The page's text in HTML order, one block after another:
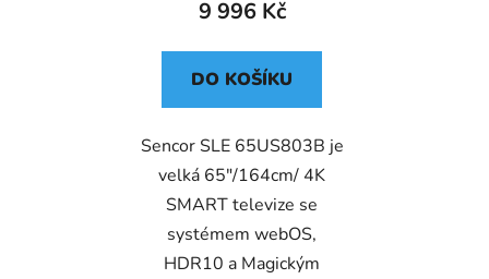
9 996 Kč
DO KOŠÍKU
Sencor SLE 65US803B je
velká 65"/164cm/ 4K
SMART televize se
systémem webOS,
HDR10 a Magickým